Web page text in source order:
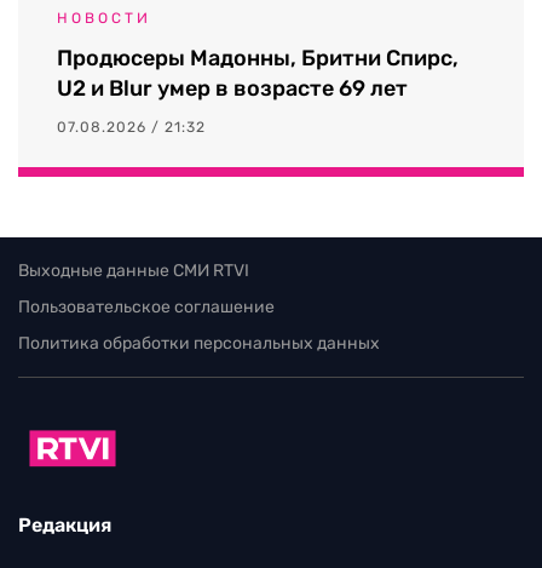
НОВОСТИ
Продюсеры Мадонны, Бритни Спирс,
U2 и Blur умер в возрасте 69 лет
07.08.2026 / 21:32
Выходные данные СМИ RTVI
Пользовательское соглашение
Политика обработки персональных данных
Редакция